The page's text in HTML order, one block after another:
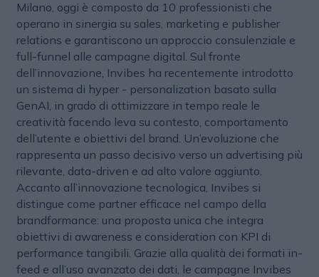
Milano, oggi è composto da 10 professionisti che
operano in sinergia su sales, marketing e publisher
relations e garantiscono un approccio consulenziale e
full-funnel alle campagne digital. Sul fronte
dell’innovazione, Invibes ha recentemente introdotto
un sistema di hyper - personalization basato sulla
GenAI, in grado di ottimizzare in tempo reale le
creatività facendo leva su contesto, comportamento
dell’utente e obiettivi del brand. Un’evoluzione che
rappresenta un passo decisivo verso un advertising più
rilevante, data-driven e ad alto valore aggiunto.
Accanto all’innovazione tecnologica, Invibes si
distingue come partner efficace nel campo della
brandformance: una proposta unica che integra
obiettivi di awareness e consideration con KPI di
performance tangibili. Grazie alla qualità dei formati in-
feed e all’uso avanzato dei dati, le campagne Invibes